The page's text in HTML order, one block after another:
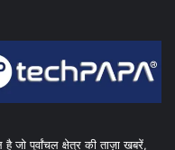
पूर्वांचल क्षेत्र की ताज़ा खबरें,